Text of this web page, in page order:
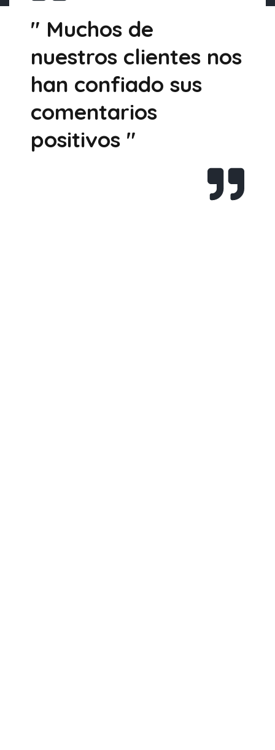
" Muchos de
nuestros clientes nos
han confiado sus
comentarios
positivos "